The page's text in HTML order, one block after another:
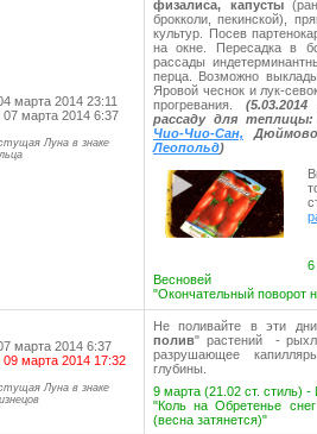
марта 2014 23:11
07 марта 2014 6:37
Луна в знаке
физалиса, капусты
брокколи, пекинской),
культур. Посев
на окне. Пересадка в
рассады
перца. Возможно
Яровой чеснок и лук-
прогревания.
рассаду для
Чио-Чио-Сан,
Леопольд)
Весновей
"Окончательный поворот
марта 2014 6:37
09 марта 2014 17:32
Луна в знаке
Не поливайте в эти
полив" растений -
разрушающее
глубины.
9 марта (21.02 ст. стиль)
"Коль на Обретенье
(весна затянется)"